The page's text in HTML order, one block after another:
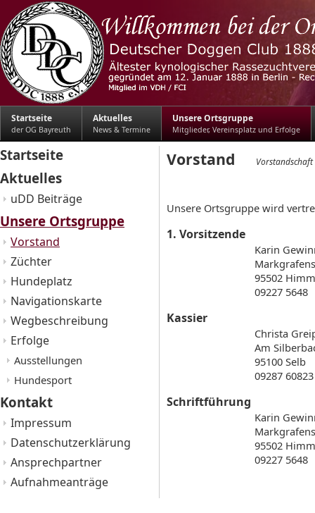
Startseite
der OG Bayreuth
Aktuelles
News & Termine
Unsere Ortsgruppe
Mitglieder, Vereinsplatz und Erfolge
Startseite
Aktuelles
uDD Beiträge
Unsere Ortsgruppe
Vorstand
Züchter
Hundeplatz
Navigationskarte
Wegbeschreibung
Erfolge
Ausstellungen
Hundesport
Kontakt
Impressum
Datenschutzerklärung
Ansprechpartner
Aufnahmeanträge
Vorstand
Unsere Ortsgruppe wird
1. Vorsitzende
Karin
95502
09227 5648
Kassier
Christa
Am
95100 Selb
09287 60823
Schriftführung
Karin
95502
09227 5648